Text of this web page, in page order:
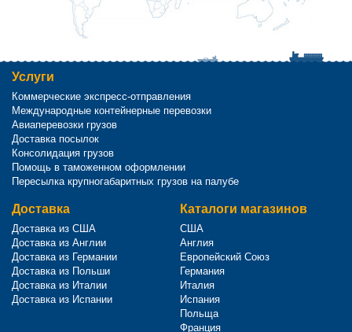
Услуги
Коммерческие экспресс-отправления
Международные контейнерные перевозки
Авиаперевозки грузов
Доставка посылок
Консолидация грузов
Помощь в таможенном оформлении
Пересылка крупногабаритных грузов на палубе
Доставка
Доставка из США
Доставка из Англии
Доставка из Германии
Доставка из Польши
Доставка из Италии
Доставка из Испании
Каталоги магазинов
США
Англия
Европейский Союз
Германия
Италия
Испания
Польща
Франция